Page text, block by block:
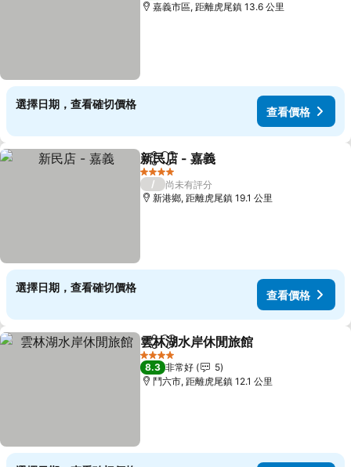
嘉義市區, 距離虎尾鎮 13.6 公里
選擇日期，查看確切價格
查看價格
分享 加入我的最愛
新民店 - 嘉義
4 星級
/
尚未有評分
新港鄉, 距離虎尾鎮 19.1 公里
選擇日期，查看確切價格
查看價格
分享 加入我的最愛
雲林湖水岸休閒旅館
4 星級
8.3 非常好
5
鬥六市, 距離虎尾鎮 12.1 公里